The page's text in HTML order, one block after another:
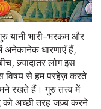
यानी भारी-भरकम और
अनेकानेक धारणाएँ हैं,
ज़्यादातर लोग इस
विषय से हम परहेज़ करते
रखते हैं। गुरु तत्त्व में
को अच्छी तरह जज़्ब करने